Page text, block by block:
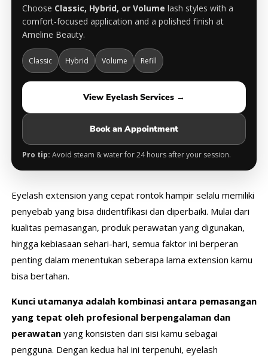
Choose Classic, Hybrid, or Volume lash styles with a
comfort-focused application and a polished finish at
Ameline Beauty.
Classic Hybrid Volume Refill
View Eyelash Services →
Book an Appointment
Pro tip: Avoid steam & water for 24 hours after your session.
Eyelash extension yang cepat rontok hampir selalu memiliki
penyebab yang bisa diidentifikasi dan diperbaiki. Mulai dari
kualitas pemasangan, produk perawatan yang digunakan,
hingga kebiasaan sehari-hari, semua faktor ini berperan
penting dalam menentukan seberapa lama extension kamu
bisa bertahan.
Kunci utamanya adalah kombinasi antara pemasangan
yang tepat oleh profesional berpengalaman dan
perawatanyang konsisten dari sisi kamu sebagai
pengguna. Dengan kedua hal ini terpenuhi, eyelash